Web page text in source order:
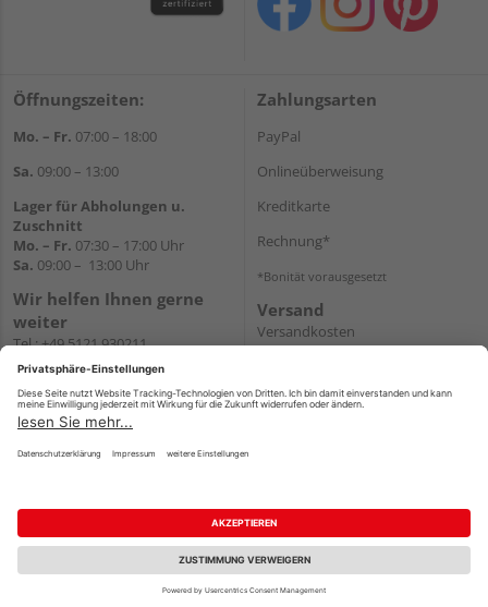
Öffnungszeiten:
Mo. – Fr. 07:00 – 18:00
Sa. 09:00 – 13:00
Lager für Abholungen u.
Zuschnitt
Mo. – Fr. 07:30 – 17:00 Uhr
Sa. 09:00 – 13:00 Uhr
Wir helfen Ihnen gerne
weiter
Tel.:+49 5121 930211
E-Mail:holzlandshop@holzland-
Newsletter
Zahlungsarten
PayPal
Onlineüberweisung
Kreditkarte
Rechnung*
*Bonität vorausgesetzt
Versand
Versandkosten
Impressum AGB Widerruf
Datenschutz
Reservierungsbedingungen
Vertrag widerrufen